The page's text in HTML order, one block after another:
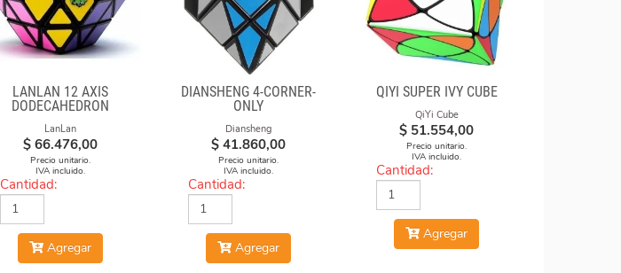
LANLAN 12 AXIS
DODECAHEDRON
DIAMOND CUBE
LanLan
$ 66.476,00
Precio unitario.
IVA incluido.
Cantidad:
Agregar
DIANSHENG 4-CORNER-
ONLY
Diansheng
$ 41.860,00
Precio unitario.
IVA incluido.
Cantidad:
Agregar
QIYI SUPER IVY CUBE
QiYi Cube
$ 51.554,00
Precio unitario.
IVA incluido.
Cantidad:
Agregar